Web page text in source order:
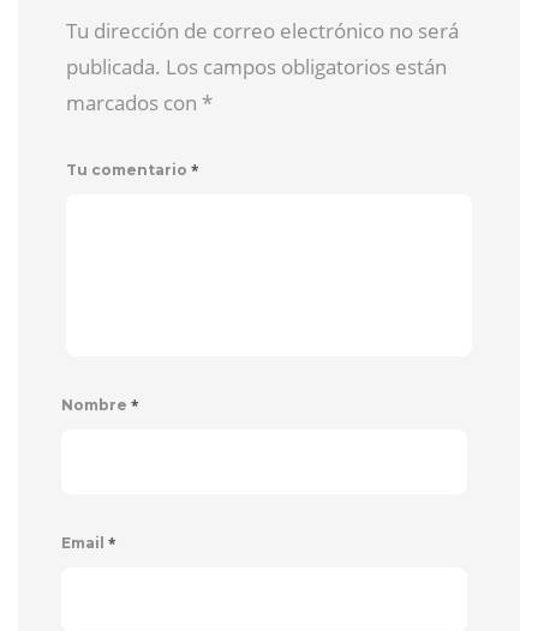
Tu dirección de correo electrónico no será
publicada. Los campos obligatorios están
marcados con *
Tu comentario *
Nombre *
Email *